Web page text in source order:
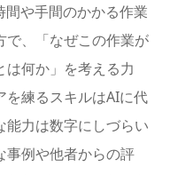
や手間のかかる作業
で、「なぜこの作業が
は何か」を考える力
を練るスキルはAIに代
能力は数字にしづらい
事例や他者からの評